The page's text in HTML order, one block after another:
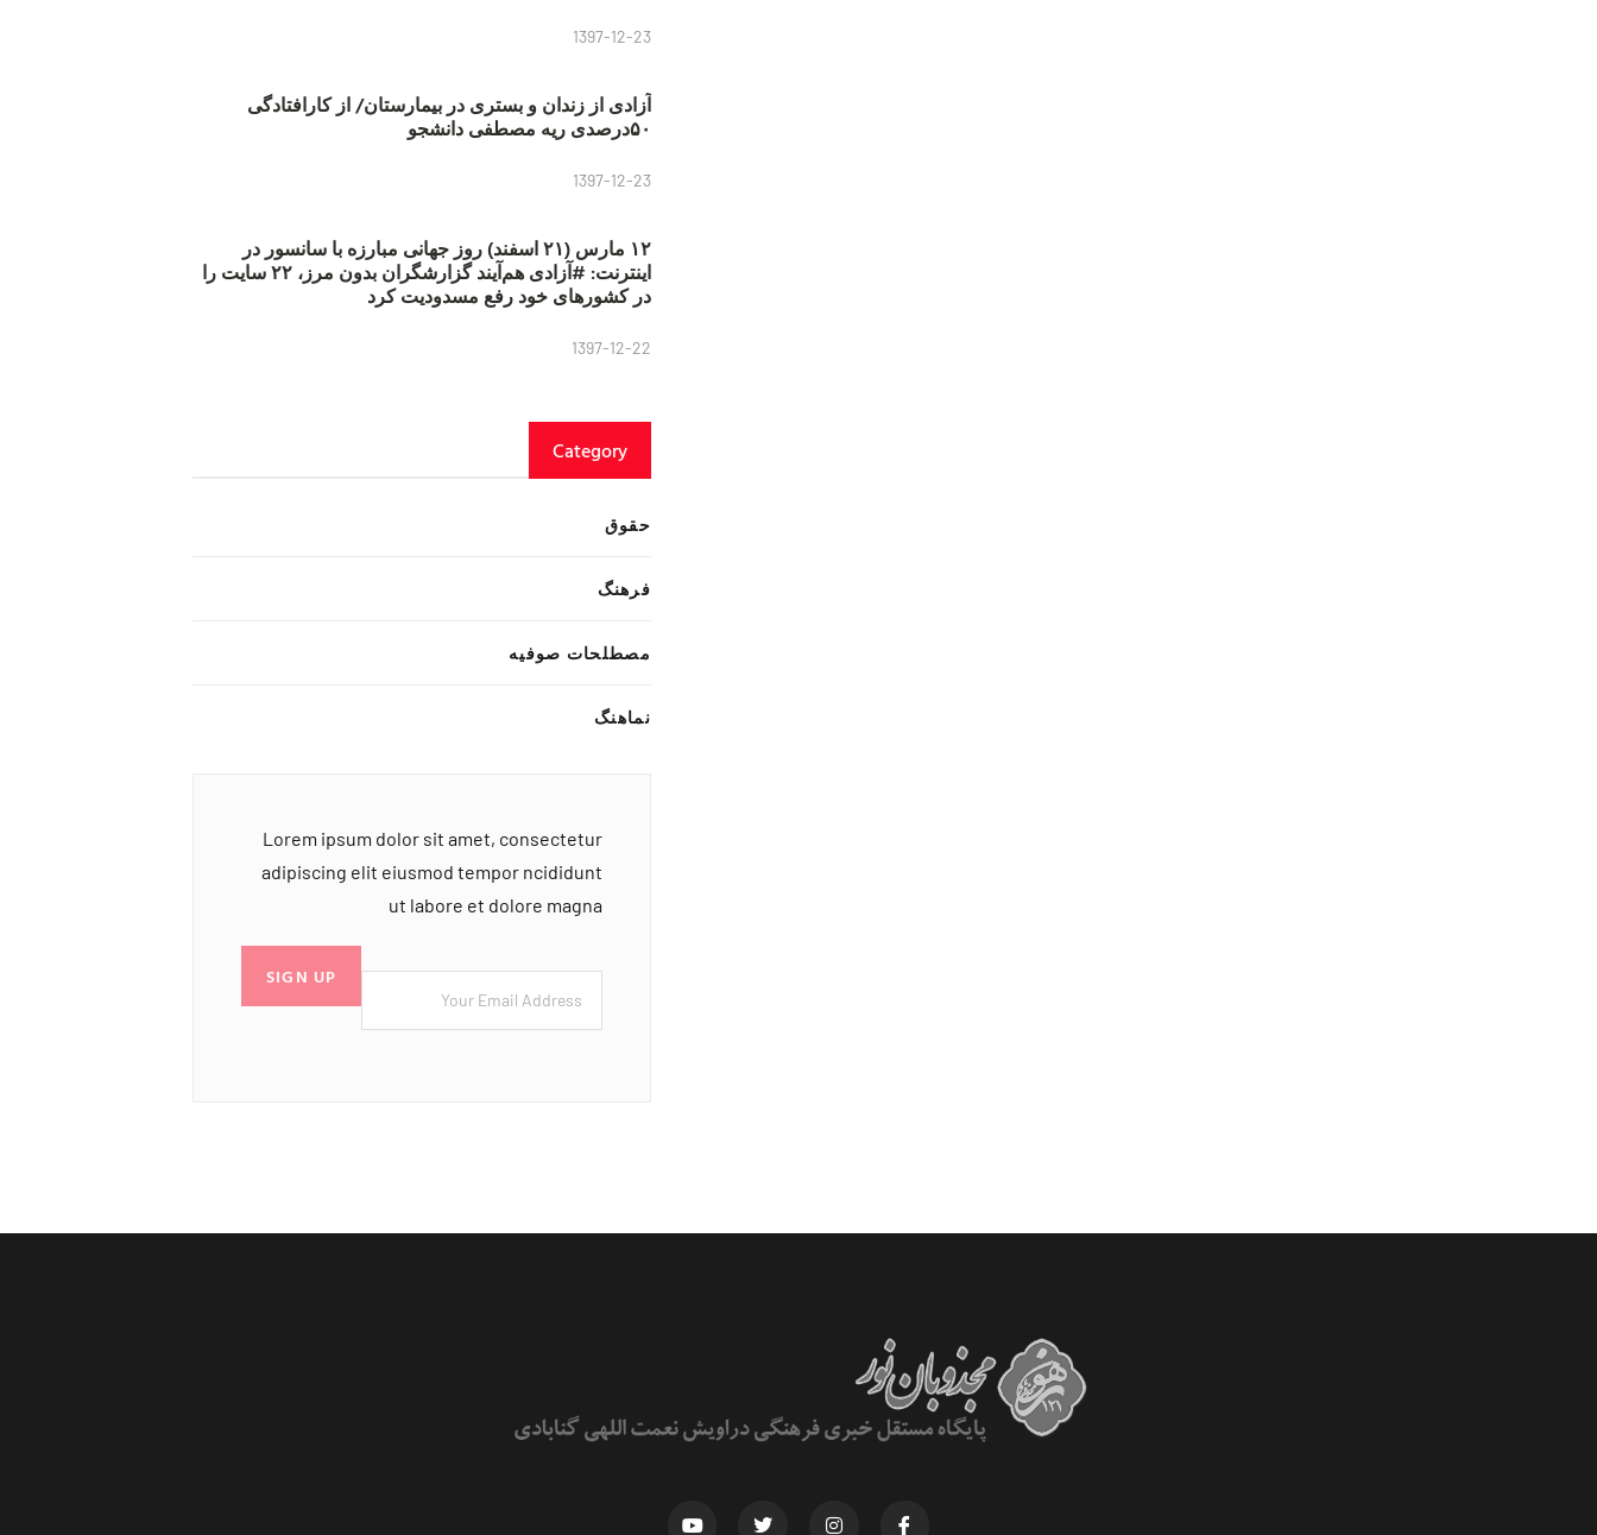
1397-12-23
آزادی از زندان و بستری در بیمارستان/ از کارافتادگی
۵۰درصدی ریه مصطفی دانشجو
1397-12-23
۱۲ مارس (۲۱ اسفند) روز جهانی مبارزه با سانسور در
اینترنت: #آزادی هم‌آیند گزارشگران‌ بدون مرز، ۲۲ سایت را
در کشورهای خود رفع مسدودیت کرد
1397-12-22
Category
حقوق
فرهنگ
مصطلحات صوفیه
نماهنگ
Lorem ipsum dolor sit amet, consectetur
adipiscing elit eiusmod tempor ncididunt
ut labore et dolore magna
SIGN UP